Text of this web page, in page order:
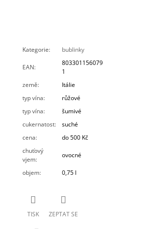
Kategorie: bublinky
EAN:
803301156079
1
země:
Itálie
typ vína:
růžové
typ vína:
šumivé
cukernatost:
suché
cena:
do 500 Kč
chuťový
vjem:
ovocné
objem: 0,75 l
TISK ZEPTAT SE